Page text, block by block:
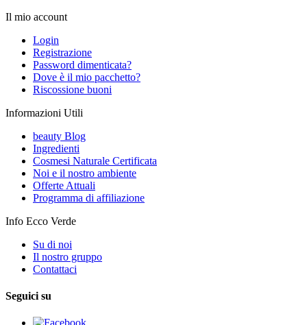
Il mio account
Login
Registrazione
Password dimenticata?
Dove è il mio pacchetto?
Riscossione buoni
Informazioni Utili
beauty Blog
Ingredienti
Cosmesi Naturale Certificata
Noi e il nostro ambiente
Offerte Attuali
Programma di affiliazione
Info Ecco Verde
Su di noi
Il nostro gruppo
Contattaci
Seguici su